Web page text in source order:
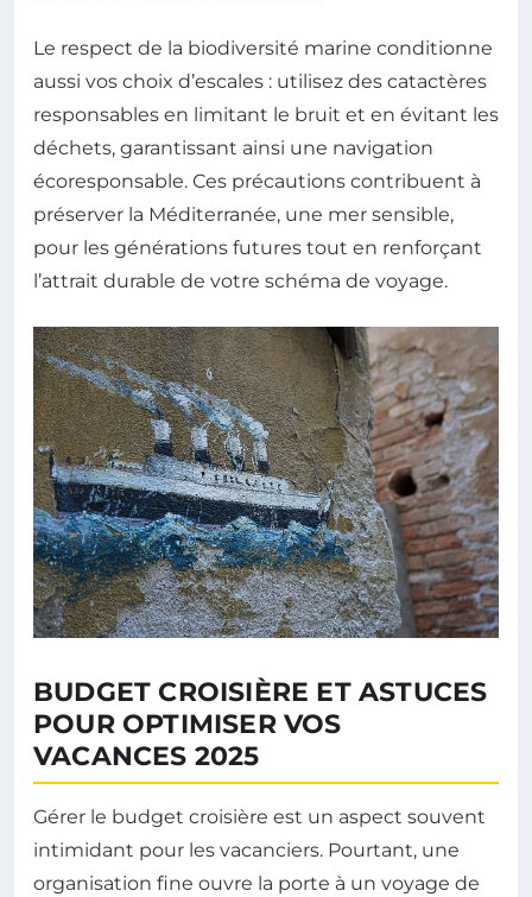
Le respect de la biodiversité marine conditionne
aussi vos choix d’escales : utilisez des catactères
responsables en limitant le bruit et en évitant les
déchets, garantissant ainsi une navigation
écoresponsable. Ces précautions contribuent à
préserver la Méditerranée, une mer sensible,
pour les générations futures tout en renforçant
l’attrait durable de votre schéma de voyage.
BUDGET CROISIÈRE ET ASTUCES
POUR OPTIMISER VOS
VACANCES 2025
Gérer le budget croisière est un aspect souvent
intimidant pour les vacanciers. Pourtant, une
organisation fine ouvre la porte à un voyage de